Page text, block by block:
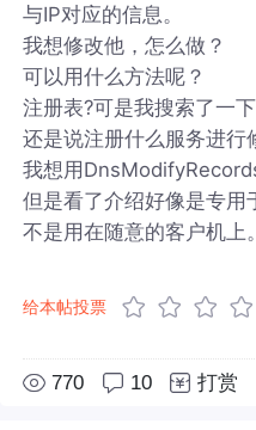
与IP对应的信息。
我想修改他，怎么做？
可以用什么方法呢？
注册表?可是我搜索了一下
还是说注册什么服务进行
我想用
但是看了介绍好像是专用
不是用在随意的客户机上
给本帖投票
770 10 打赏